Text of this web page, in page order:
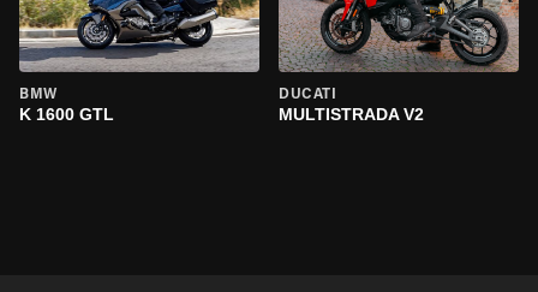
BMW
K 1600 GTL
DUCATI
MULTISTRADA V2